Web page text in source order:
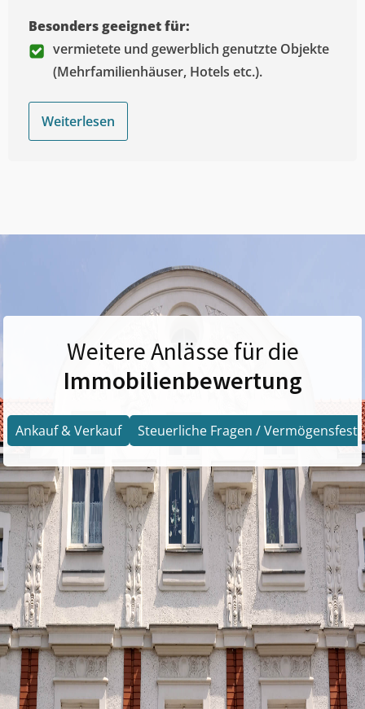
Besonders geeignet für:
vermietete und gewerblich genutzte Objekte
(Mehrfamilienhäuser, Hotels etc.).
Weiterlesen
Weitere Anlässe für die
Immobilienbewertung
Ankauf & Verkauf Steuerliche Fragen /